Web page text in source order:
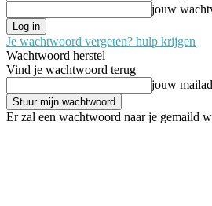
jouw
Je wachtwoord vergeten? hulp krijgen
Wachtwoord herstel
Vind je wachtwoord terug
jouw
Er zal een wachtwoord naar je gemaild